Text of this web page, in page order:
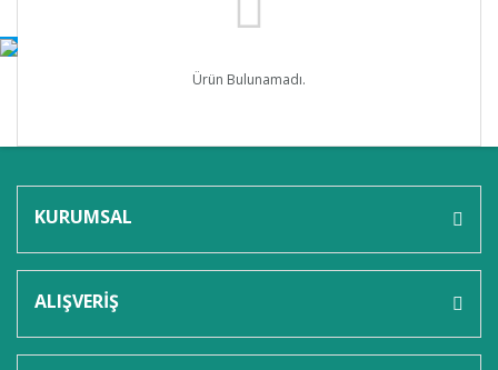
Ürün Bulunamadı.
KURUMSAL
ALIŞVERİŞ